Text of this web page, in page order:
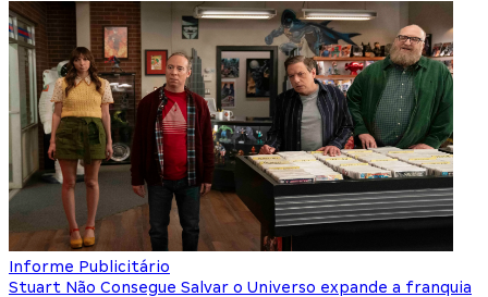
Informe Publicitário
Stuart Não Consegue Salvar o Universo expande a franquia